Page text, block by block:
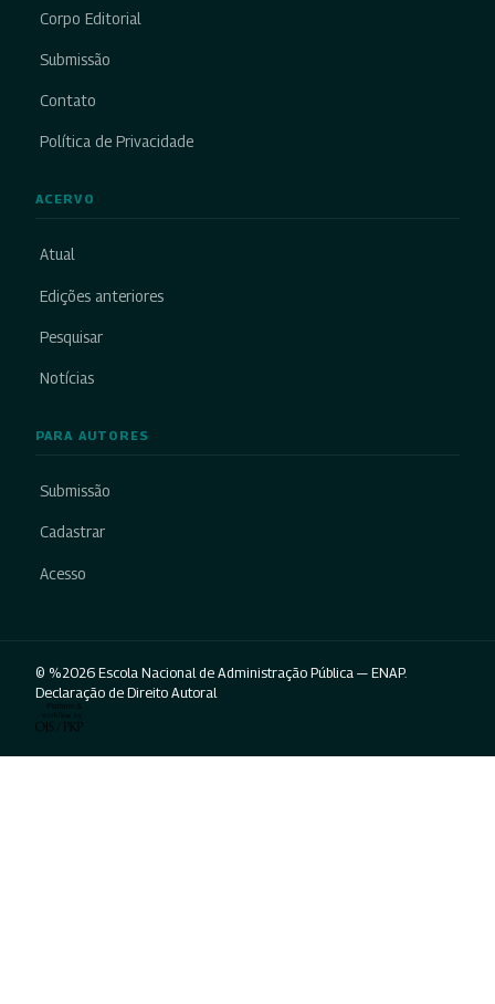
Corpo Editorial
Submissão
Contato
Política de Privacidade
ACERVO
Atual
Edições anteriores
Pesquisar
Notícias
PARA AUTORES
Submissão
Cadastrar
Acesso
© %2026 Escola Nacional de Administração Pública — ENAP.
Declaração de Direito Autoral